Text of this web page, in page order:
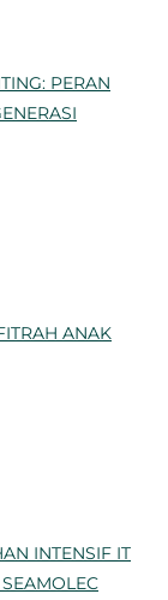
PERAN
ANAK
INTENSIF IT